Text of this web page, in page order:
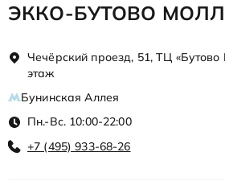
ЭККО-БУТОВО МОЛЛ
Чечёрский проезд, 51, ТЦ «Бутово
этаж
Бунинская Аллея
Пн.-Вс. 10:00-22:00
+7 (495) 933-68-26